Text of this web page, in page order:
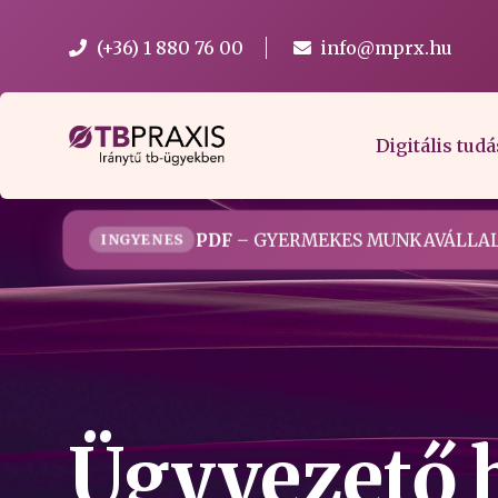
(+36) 1 880 76 00 info@mprx.hu
Digitális
INGYENES PDF – GYERMEKES
Ügyvezető